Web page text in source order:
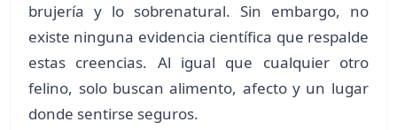
brujería y lo sobrenatural. Sin embargo, no
existe ninguna evidencia científica que respalde
estas creencias. Al igual que cualquier otro
felino, solo buscan alimento, afecto y un lugar
donde sentirse seguros.